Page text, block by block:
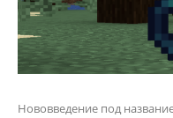
Нововведение под